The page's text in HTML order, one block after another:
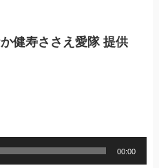
寿ささえ愛隊 提供
00:00